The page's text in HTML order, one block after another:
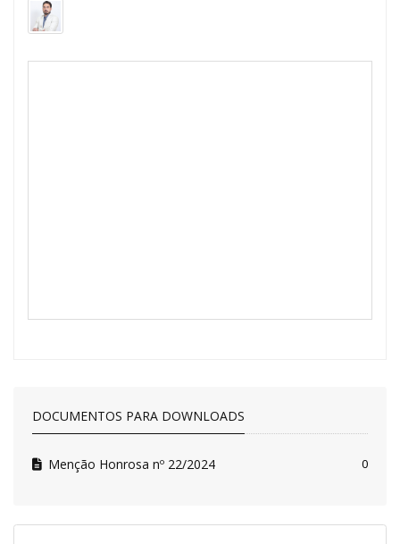
DOCUMENTOS PARA DOWNLOADS
Menção Honrosa nº 22/2024 0